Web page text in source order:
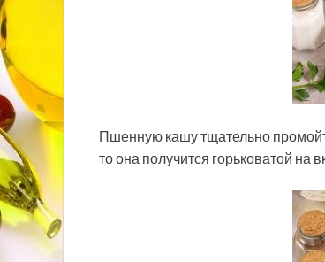
Пшенную кашу тщательно
то она получится горьковатой на